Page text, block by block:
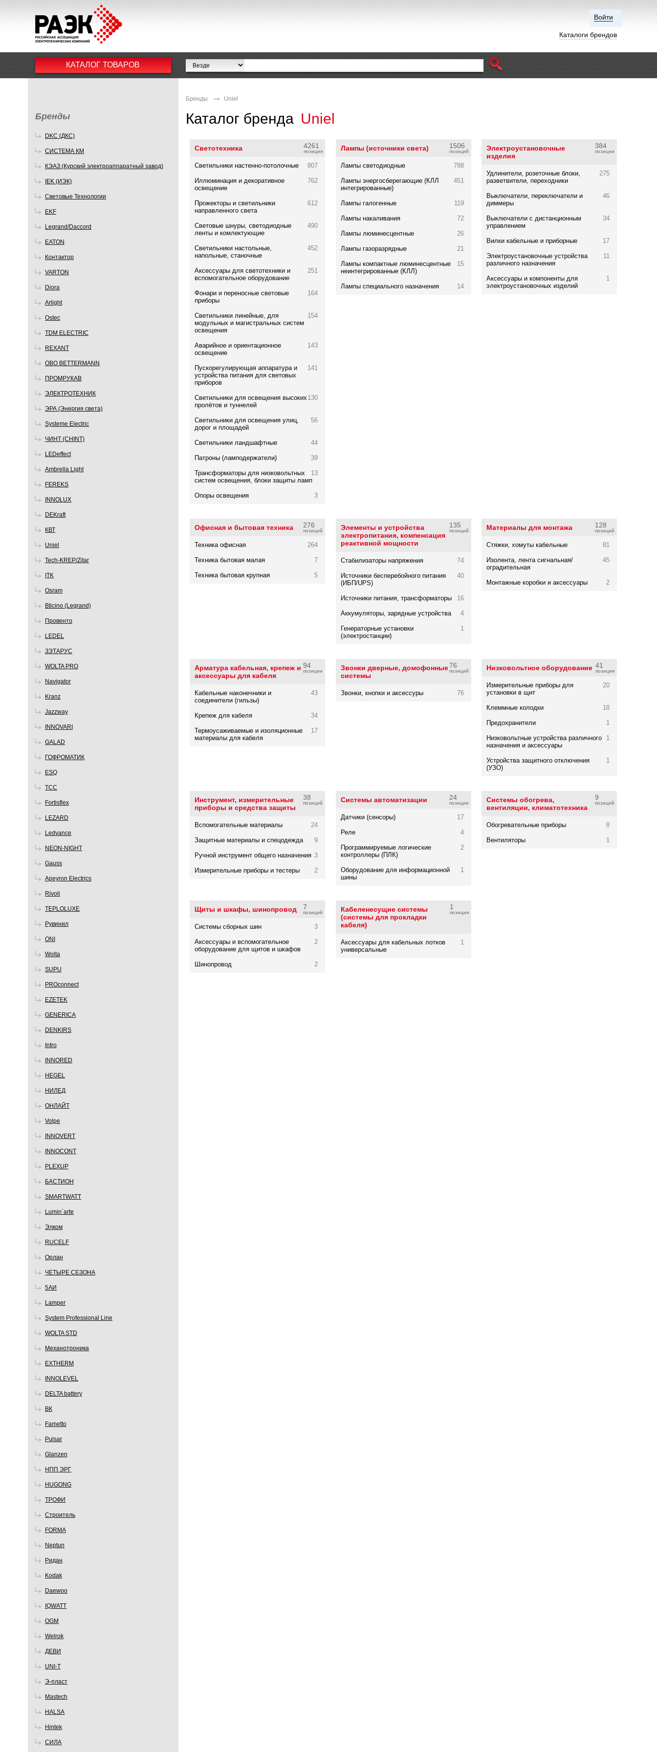
Войти
Каталоги брендов
КАТАЛОГ ТОВАРОВ
Бренды
DKC (ДКС)
СИСТЕМА КМ
КЭАЗ (Курский электроаппаратный завод)
IEK (ИЭК)
Световые Технологии
EKF
Legrand/Daccord
EATON
Контактор
VARTON
Diora
Arlight
Ostec
TDM ELECTRIC
REXANT
OBO BETTERMANN
ПРОМРУКАВ
ЭЛЕКТРОТЕХНИК
ЭРА (Энергия света)
Systeme Electric
ЧИНТ (CHINT)
LEDeffect
Ambrella Light
FEREKS
INNOLUX
DEKraft
КВТ
Uniel
Tech-KREP/Zitar
ITK
Osram
Bticino (Legrand)
Провенто
LEDEL
ЗЭТАРУС
WOLTA PRO
Navigator
Kranz
Jazzway
INNOVARI
GALAD
ГОФРОМАТИК
ESQ
ТСС
Fortisflex
LEZARD
Ledvance
NEON-NIGHT
Gauss
Apeyron Electrics
Rivoli
TEPLOLUXE
Рувинил
ONI
Wolta
SUPU
PROconnect
EZETEK
GENERICA
DENKIRS
Intro
INNORED
HEGEL
НИЛЕД
ОНЛАЙТ
Volpe
INNOVERT
INNOCONT
PLEXUP
БАСТИОН
SMARTWATT
Lumin`arte
Элком
RUCELF
Орлан
ЧЕТЫРЕ СЕЗОНА
5АИ
Lamper
System Professional Line
WOLTA STD
Механотроника
EXTHERM
INNOLEVEL
DELTA battery
ВК
Fametto
Pulsar
Glanzen
НПП ЭРГ
HUGONG
ТРОФИ
Строитель
FORMA
Neptun
Ридан
Kodak
Daewoo
IQWATT
OGM
Welrok
ДЕВИ
UNI-T
Э-пласт
Mastech
HALSA
Hintek
СИЛА
Бренды Uniel
Каталог бренда Uniel
4261
позиция
Светотехника
807
Светильники настенно-потолочные
762
Иллюминация и декоративное
освещение
612
Прожекторы и светильники
направленного света
490
Световые шнуры, светодиодные
ленты и комлектующие
452
Светильники настольные,
напольные, станочные
251
Аксессуары для светотехники и
вспомогательное оборудование
164
Фонари и переносные световые
приборы
154
Светильники линейные, для
модульных и магистральных систем
освещения
143
Аварийное и ориентационное
освещение
141
Пускорегулирующая аппаратура и
устройства питания для световых
приборов
130
Светильники для освещения высоких
пролётов и туннелей
56
Светильники для освещения улиц,
дорог и площадей
44
Светильники ландшафтные
39
Патроны (ламподержатели)
13
Трансформаторы для низковольтных
систем освещения, блоки защиты ламп
3
Опоры освещения
1506
позиций
Лампы (источники света)
788
Лампы светодиодные
451
Лампы энергосберегающие (КЛЛ
интегрированные)
119
Лампы галогенные
72
Лампы накаливания
26
Лампы люминесцентные
21
Лампы газоразрядные
15
Лампы компактные люминесцентные
неинтегрированные (КЛЛ)
14
Лампы специального назначения
384
позиции
Электроустановочные
изделия
275
Удлинители, розеточные блоки,
разветвители, переходники
46
Выключатели, переключатели и
диммеры
34
Выключатели с дистанционным
управлением
17
Вилки кабельные и приборные
11
Электроустановочные устройства
различного назначения
1
Аксессуары и компоненты для
электроустановочных изделий
276
позиций
Офисная и бытовая техника
264
Техника офисная
7
Техника бытовая малая
5
Техника бытовая крупная
135
позиций
Элементы и устройства
электропитания, компенсация
реактивной мощности
74
Стабилизаторы напряжения
40
Источники бесперебойного питания
(ИБП/UPS)
16
Источники питания, трансформаторы
4
Аккумуляторы, зарядные устройства
1
Генераторные установки
(электростанции)
128
позиций
Материалы для монтажа
81
Стяжки, хомуты кабельные
45
Изолента, лента сигнальная/
оградительная
2
Монтажные коробки и аксессуары
94
позиции
Арматура кабельная, крепеж и
аксессуары для кабеля
43
Кабельные наконечники и
соединители (гильзы)
34
Крепеж для кабеля
17
Термоусаживаемые и изоляционные
материалы для кабеля
76
позиций
Звонки дверные, домофонные
системы
76
Звонки, кнопки и аксессуры
41
позиция
Низковольтное оборудование
20
Измерительные приборы для
установки в щит
18
Клеммные колодки
1
Предохранители
1
Низковольтные устройства различного
назначения и аксессуары
1
Устройства защитного отключения
(УЗО)
38
позиций
Инструмент, измерительные
приборы и средства защиты
24
Вспомогательные материалы
9
Защитные материалы и спецодежда
3
Ручной инструмент общего назначения
2
Измерительные приборы и тестеры
24
позиции
Системы автоматизации
17
Датчики (сенсоры)
4
Реле
2
Программируемые логические
контроллеры (ПЛК)
1
Оборудование для информационной
шины
9
позиций
Системы обогрева,
вентиляции, климатотехника
8
Обогревательные приборы
1
Вентиляторы
7
позиций
Щиты и шкафы, шинопровод
3
Системы сборных шин
2
Аксессуары и вспомогательное
оборудование для щитов и шкафов
2
Шинопровод
1
позиция
Кабеленесущие системы
(системы для прокладки
кабеля)
1
Аксессуары для кабельных лотков
универсальные